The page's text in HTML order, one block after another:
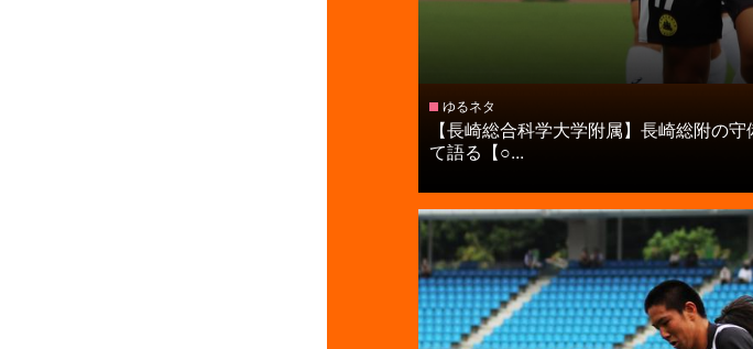
ゆるネタ
【長崎総合科学大学附属】長崎総附の
て語る【○...